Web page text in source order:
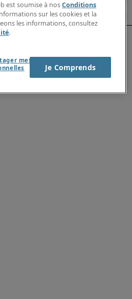
est soumise à nosConditions
sur les cookies et la
les informations, consultez
.
mes
Je Comprends